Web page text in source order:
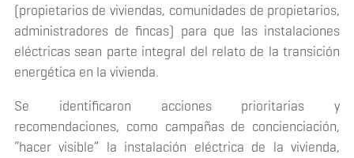
(propietarios de viviendas, comunidades de propietarios,
administradores de fincas) para que las instalaciones
eléctricas sean parte integral del relato de la transición
energética en la vivienda.
Se identificaron acciones prioritarias y
recomendaciones, como campañas de concienciación,
“hacer visible” la instalación eléctrica de la vivienda,